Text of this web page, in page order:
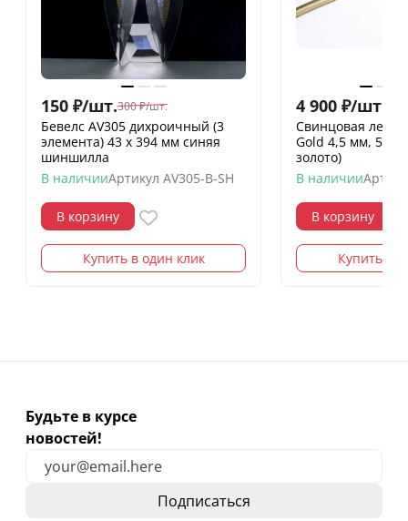
150 ₽/шт.300 ₽/шт.
Бевелс AV305 дихроичный (3
элемента) 43 х 394 мм синяя
шиншилла
В наличииАртикул AV305-B-SH
В корзину
Купить в один клик
4 900 ₽/шт.
Свинцовая
Gold 4,5 мм, 50 м
золото)
В наличии
В корзину
Купить в
Будьте в курсе
новостей!